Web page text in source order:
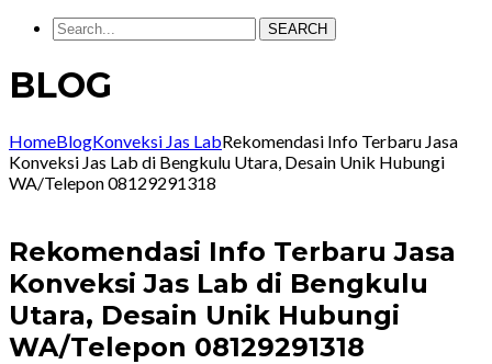
SEARCH
BLOG
HomeBlogKonveksi Jas LabRekomendasi Info Terbaru Jasa
Konveksi Jas Lab di Bengkulu Utara, Desain Unik Hubungi
WA/Telepon 08129291318
Rekomendasi Info Terbaru Jasa
Konveksi Jas Lab di Bengkulu
Utara, Desain Unik Hubungi
WA/Telepon 08129291318